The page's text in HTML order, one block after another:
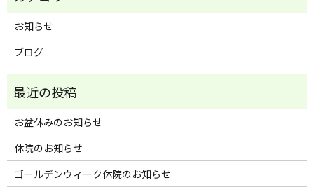
お知らせ
ブログ
お盆休みのお知らせ
休院のお知らせ
ゴールデンウィーク休院のお知らせ